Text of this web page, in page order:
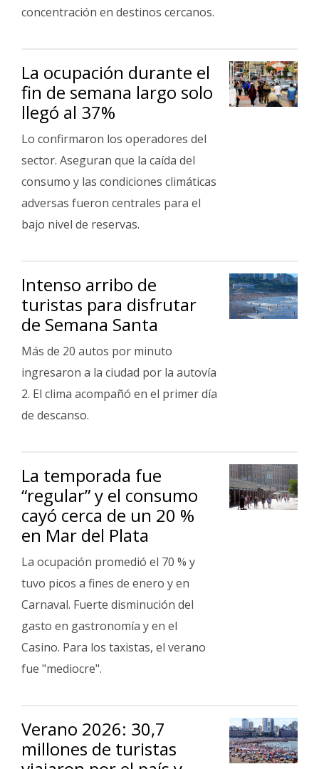
concentración en destinos cercanos.
La ocupación durante el
fin de semana largo solo
llegó al 37%
Lo confirmaron los operadores del
sector. Aseguran que la caída del
consumo y las condiciones climáticas
adversas fueron centrales para el
bajo nivel de reservas.
Intenso arribo de
turistas para disfrutar
de Semana Santa
Más de 20 autos por minuto
ingresaron a la ciudad por la autovía
2. El clima acompañó en el primer día
de descanso.
La temporada fue
“regular” y el consumo
cayó cerca de un 20 %
en Mar del Plata
La ocupación promedió el 70 % y
tuvo picos a fines de enero y en
Carnaval. Fuerte disminución del
gasto en gastronomía y en el
Casino. Para los taxistas, el verano
fue "mediocre".
Verano 2026: 30,7
millones de turistas